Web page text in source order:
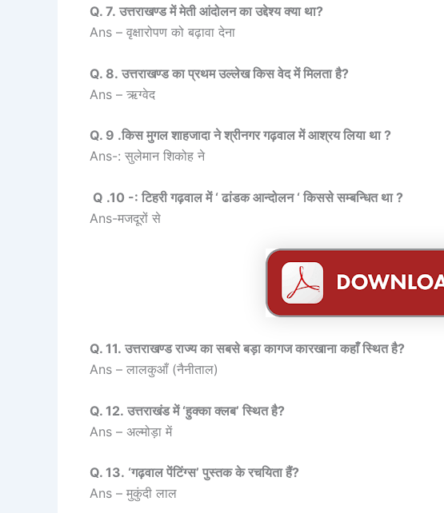
Q. 7. उत्तराखण्ड में मेती आंदोलन का उद्देश्य क्या था?
Ans – वृक्षारोपण को बढ़ावा देना
Q. 8. उत्तराखण्ड का प्रथम उल्लेख किस वेद में मिलता है?
Ans – ऋग्वेद
Q. 9 .किस मुगल शाहजादा ने श्रीनगर गढ़वाल में आश्रय लिया था ?
Ans-: सुलेमान शिकोह ने
Q .10 -: टिहरी गढ़वाल में ‘ ढांडक आन्दोलन ‘ किससे सम्बन्धित था ?
Ans-मजदूरों से
Q. 11. उत्तराखण्ड राज्य का सबसे बड़ा कागज कारखाना कहाँ स्थित है?
Ans – लालकुआँ (नैनीताल)
Q. 12. उत्तराखंड में ‘हुक्का क्लब’ स्थित है?
Ans – अल्मोड़ा में
Q. 13. ‘गढ़वाल पेंटिंग्स’ पुस्तक के रचयिता हैं?
Ans – मुकुंदी लाल